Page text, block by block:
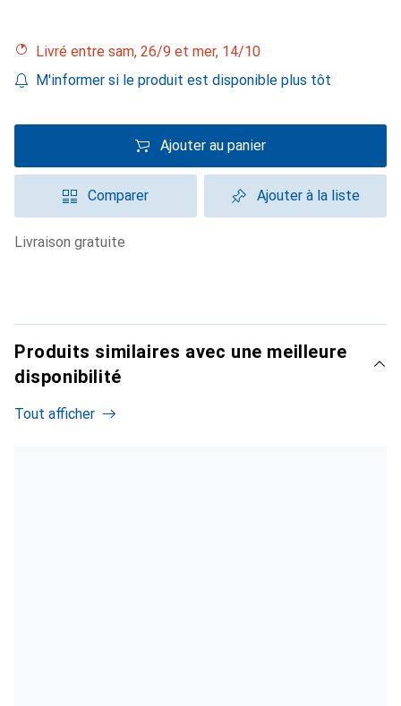
Livré entre sam, 26/9 et mer, 14/10
M'informer si le produit est disponible plus tôt
Ajouter au panier
Comparer Ajouter à la liste
livraison gratuite
Produits similaires avec une meilleure
disponibilité
Tout afficher